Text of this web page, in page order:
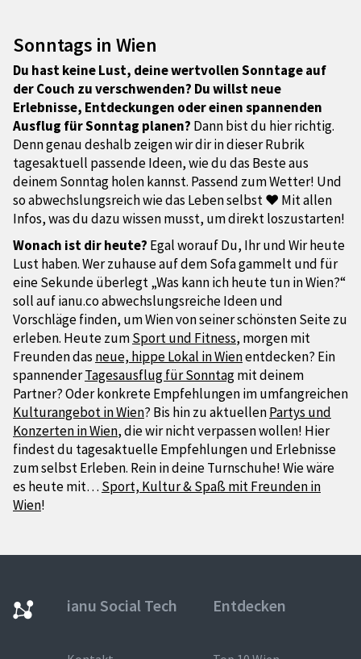
Sonntags in Wien
Du hast keine Lust, deine wertvollen Sonntage auf
der Couch zu verschwenden? Du willst neue
Erlebnisse, Entdeckungen oder einen spannenden
Ausflug für Sonntag planen? Dann bist du hier richtig.
Denn genau deshalb zeigen wir dir in dieser Rubrik
tagesaktuell passende Ideen, wie du das Beste aus
deinem Sonntag holen kannst. Passend zum Wetter! Und
so abwechslungsreich wie das Leben selbst ❤ Mit allen
Infos, was du dazu wissen musst, um direkt loszustarten!
Wonach ist dir heute? Egal worauf Du, Ihr und Wir heute
Lust haben. Wer zuhause auf dem Sofa gammelt und für
eine Sekunde überlegt „Was kann ich heute tun in Wien?“
soll auf ianu.co abwechslungsreiche Ideen und
Vorschläge finden, um Wien von seiner schönsten Seite zu
erleben. Heute zumSport und Fitness, morgen mit
Freunden das neue, hippe Lokal in Wienentdecken? Ein
spannenderTagesausflug für Sonntagmit deinem
Partner? Oder konkrete Empfehlungen im umfangreichen
Kulturangebot in Wien? Bis hin zu aktuellenPartys und
Konzerten in Wien, die wir nicht verpassen wollen! Hier
findest du tagesaktuelle Empfehlungen und Erlebnisse
zum selbst Erleben. Rein in deine Turnschuhe! Wie wäre
es heute mit… Sport, Kultur & Spaß mit Freunden in
Wien!
ianu Social Tech Entdecken